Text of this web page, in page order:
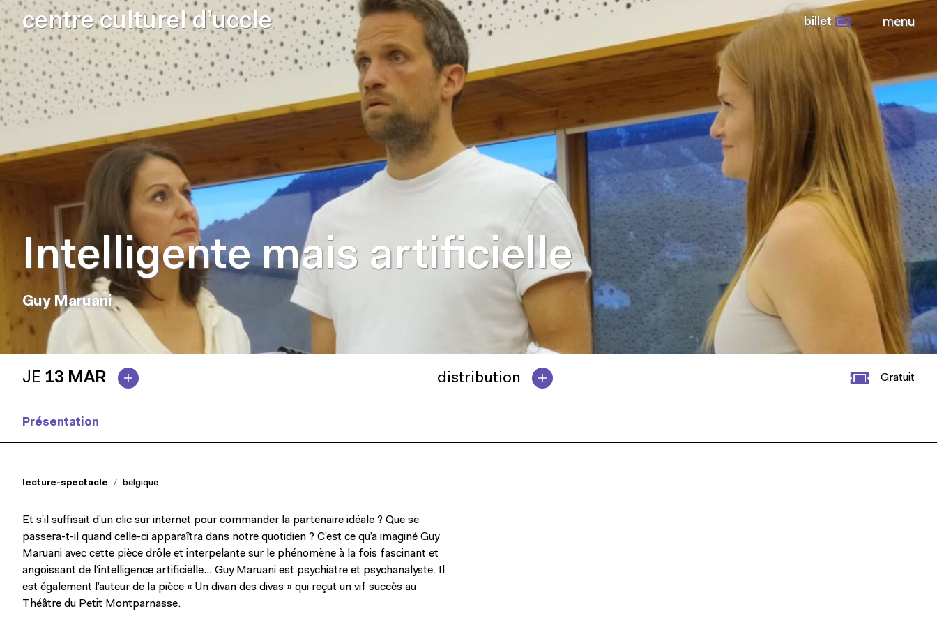
centre culturel d’uccle billet menu
Intelligente mais artificielle
Guy Maruani
JE 13 MAR distribution Gratuit
Présentation
lecture-spectacle belgique
Et s’il suffisait d’un clic sur internet pour commander la partenaire idéale ? Que se
passera-t-il quand celle-ci apparaîtra dans notre quotidien ? C’est ce qu’a imaginé Guy
Maruani avec cette pièce drôle et interpelante sur le phénomène à la fois fascinant et
angoissant de l’intelligence artificielle… Guy Maruani est psychiatre et psychanalyste. Il
est également l’auteur de la pièce « Un divan des divas » qui reçut un vif succès au
Théâtre du Petit Montparnasse.